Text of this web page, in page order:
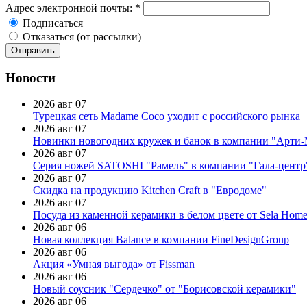
Адрес электронной почты: *
Подписаться
Отказаться (от рассылки)
Новости
2026 авг 07
Турецкая сеть Madame Coco уходит с российского рынка
2026 авг 07
Новинки новогодних кружек и банок в компании
2026 авг 07
Серия ножей SATOSHI "Рамель" в компании "Гала-
2026 авг 07
Скидка на продукцию Kitchen Craft в "Евродоме"
2026 авг 07
Посуда из каменной керамики в белом цвете от Sela Home
2026 авг 06
Новая коллекция Balance в компании FineDesignGroup
2026 авг 06
Акция «Умная выгода» от Fissman
2026 авг 06
Новый соусник "Сердечко" от "Борисовской керамики"
2026 авг 06